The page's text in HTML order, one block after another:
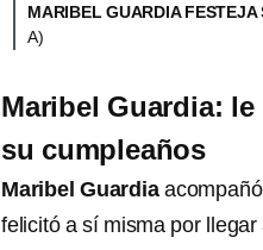
MARIBEL GUARDIA
A)
Maribel Guardia:
su cumpleaños
Maribel Guardia
felicitó a sí misma por llegar